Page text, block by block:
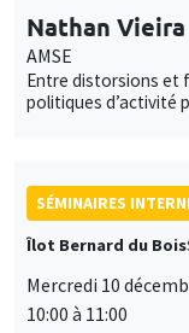
Nathan Vieira
AMSE
Entre distorsions et
politiques d’activité
SÉMINAIRES
Îlot Bernard du Bois
Mercredi 10
10:00 à 11:00
Utilisation
des
et
des
cookies
Ce site utilise des
fonctionnement,
contenus
personnaliser
politique de
Personnaliser